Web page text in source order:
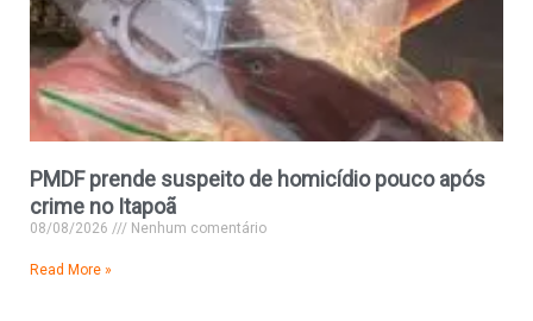
PMDF prende suspeito de homicídio pouco após
crime no Itapoã
08/08/2026 Nenhum comentário
Read More »